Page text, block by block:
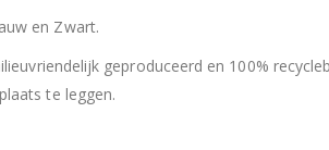
en Zwart.
geproduceerd en 100%
te leggen.